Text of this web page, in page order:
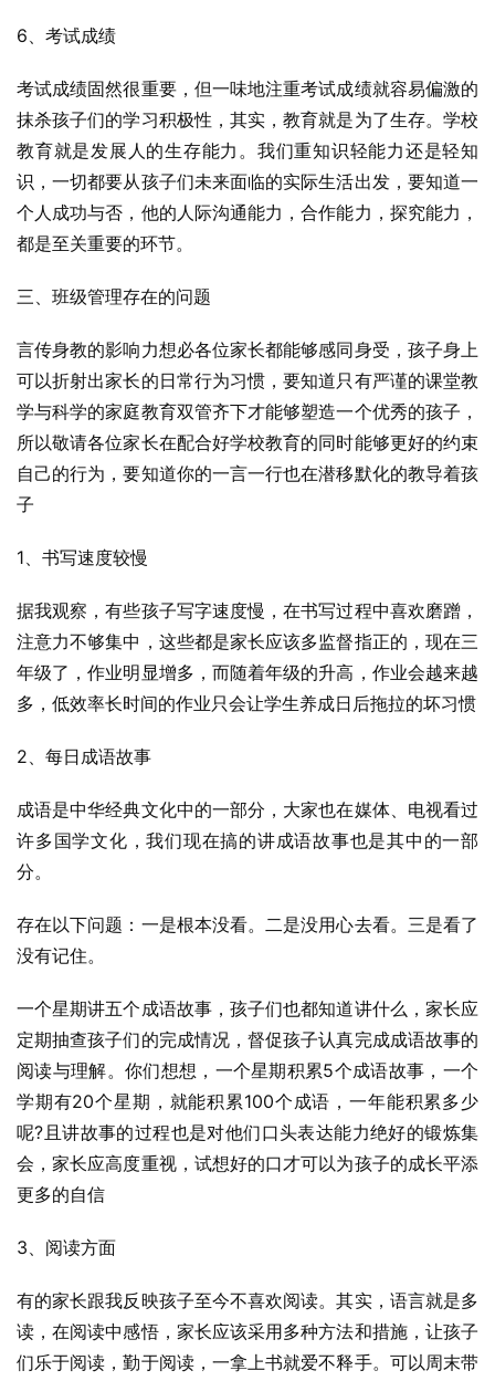
6、考试成绩
考试成绩固然很重要，但一味地注重考试成绩就容易偏激的
抹杀孩子们的学习积极性，其实，教育就是为了生存。学校
教育就是发展人的生存能力。我们重知识轻能力还是轻知
识，一切都要从孩子们未来面临的实际生活出发，要知道一
个人成功与否，他的人际沟通能力，合作能力，探究能力，
都是至关重要的环节。
三、班级管理存在的问题
言传身教的影响力想必各位家长都能够感同身受，孩子身上
可以折射出家长的日常行为习惯，要知道只有严谨的课堂教
学与科学的家庭教育双管齐下才能够塑造一个优秀的孩子，
所以敬请各位家长在配合好学校教育的同时能够更好的约束
自己的行为，要知道你的一言一行也在潜移默化的教导着孩
子
1、书写速度较慢
据我观察，有些孩子写字速度慢，在书写过程中喜欢磨蹭，
注意力不够集中，这些都是家长应该多监督指正的，现在三
年级了，作业明显增多，而随着年级的升高，作业会越来越
多，低效率长时间的作业只会让学生养成日后拖拉的坏习惯
2、每日成语故事
成语是中华经典文化中的一部分，大家也在媒体、电视看过
许多国学文化，我们现在搞的讲成语故事也是其中的一部
分。
存在以下问题：一是根本没看。二是没用心去看。三是看了
没有记住。
一个星期讲五个成语故事，孩子们也都知道讲什么，家长应
定期抽查孩子们的完成情况，督促孩子认真完成成语故事的
阅读与理解。你们想想，一个星期积累5个成语故事，一个
学期有20个星期，就能积累100个成语，一年能积累多少
呢?且讲故事的过程也是对他们口头表达能力绝好的锻炼集
会，家长应高度重视，试想好的口才可以为孩子的成长平添
更多的自信
3、阅读方面
有的家长跟我反映孩子至今不喜欢阅读。其实，语言就是多
读，在阅读中感悟，家长应该采用多种方法和措施，让孩子
们乐于阅读，勤于阅读，一拿上书就爱不释手。可以周末带